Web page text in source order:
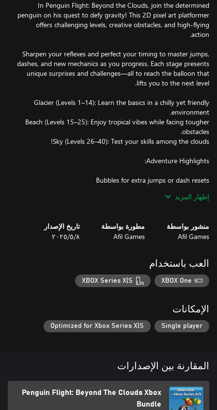
In Penguin Flight: Beyond the Clouds, join the determined
penguin on his quest to defy gravity! This 2D pixel art platformer
offers challenging levels, creative obstacles, and high-flying
Sharpen your reflexes and perfect your timing to master jumps,
dashes, and new mechanics as you progress. Each stage presents
unique surprises and challenges—all to reach the balloon that
Glacier (Levels 1–14): Learn the basics in a chilly yet friendly
Beach (Levels 15–25): Enjoy tropical vibes while facing tougher
If you love games that balance challenge and fun, you'll fall for
Grab each balloon. Overcome every obstacle. Prove that even a
penguin can soar beyond the clouds!
إظهار المزيد
منشور بواسطة
Afil Games
مطورة بواسطة
Afil Games
تاريخ الإصدار
٨‏/٥‏/٢٠٢٥
العب باستخدام
XBOX One
XBOX Series X|S
الإمكانات
Single player
Optimized for Xbox Series X|S
المقارنة بين الإصدارات
Penguin Flight: Beyond The Clouds Xbox
Bundle